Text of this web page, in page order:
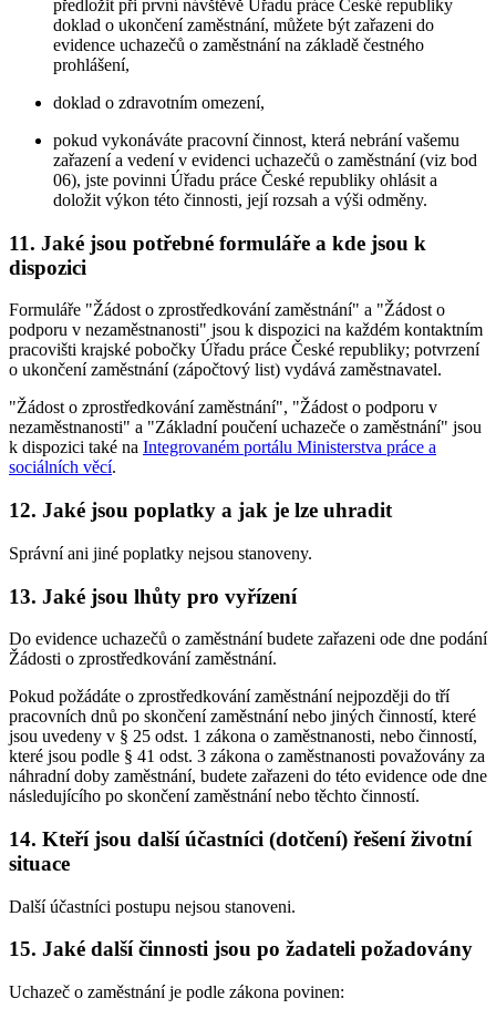
předložit při první návštěvě Úřadu práce České republiky
doklad o ukončení zaměstnání, můžete být zařazeni do
evidence uchazečů o zaměstnání na základě čestného
prohlášení,
doklad o zdravotním omezení,
pokud vykonáváte pracovní činnost, která nebrání vašemu
zařazení a vedení v evidenci uchazečů o zaměstnání (viz bod
06), jste povinni Úřadu práce České republiky ohlásit a
doložit výkon této činnosti, její rozsah a výši odměny.
11. Jaké jsou potřebné formuláře a kde jsou k
dispozici
Formuláře "Žádost o zprostředkování zaměstnání" a "Žádost o
podporu v nezaměstnanosti" jsou k dispozici na každém kontaktním
pracovišti krajské pobočky Úřadu práce České republiky; potvrzení
o ukončení zaměstnání (zápočtový list) vydává zaměstnavatel.
"Žádost o zprostředkování zaměstnání", "Žádost o podporu v
nezaměstnanosti" a "Základní poučení uchazeče o zaměstnání" jsou
k dispozici také na Integrovaném portálu Ministerstva práce a
sociálních věcí.
12. Jaké jsou poplatky a jak je lze uhradit
Správní ani jiné poplatky nejsou stanoveny.
13. Jaké jsou lhůty pro vyřízení
Do evidence uchazečů o zaměstnání budete zařazeni ode dne podání
Žádosti o zprostředkování zaměstnání.
Pokud požádáte o zprostředkování zaměstnání nejpozději do tří
pracovních dnů po skončení zaměstnání nebo jiných činností, které
jsou uvedeny v § 25 odst. 1 zákona o zaměstnanosti, nebo činností,
které jsou podle § 41 odst. 3 zákona o zaměstnanosti považovány za
náhradní doby zaměstnání, budete zařazeni do této evidence ode dne
následujícího po skončení zaměstnání nebo těchto činností.
14. Kteří jsou další účastníci (dotčení) řešení životní
situace
Další účastníci postupu nejsou stanoveni.
15. Jaké další činnosti jsou po žadateli požadovány
Uchazeč o zaměstnání je podle zákona povinen: